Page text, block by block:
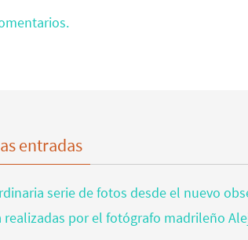
entradas
serie de fotos desde el nuevo
realizadas por el fotógrafo madrileño